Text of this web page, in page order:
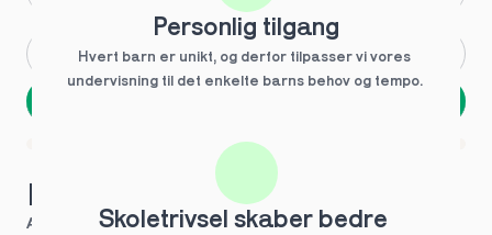
2.g Andet
1 ud af 9 for at finde den rette tutor
Hvilke behov?
Anbefalet til dig
Personlig tilgang
Hvert barn er unikt, og derfor tilpasser vi vores
undervisning til det enkelte barns behov og tempo.
Skoletrivsel skaber bedre